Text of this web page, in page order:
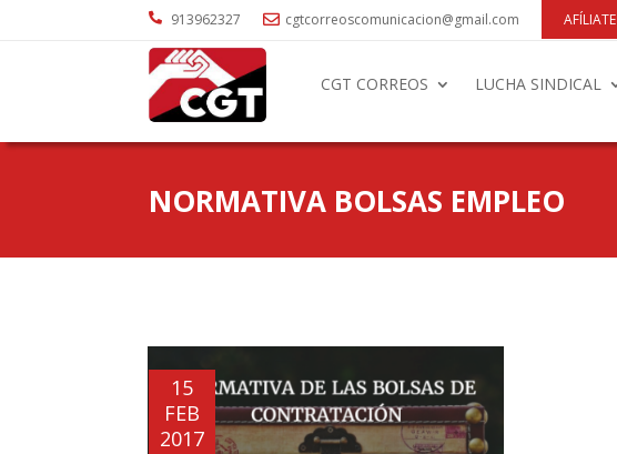
 913962327  cgtcorreoscomunicacion@gmail.com AFÍLIATE
CGT CORREOS LUCHA SINDICAL
NORMATIVA BOLSAS EMPLEO
15
FEB
2017